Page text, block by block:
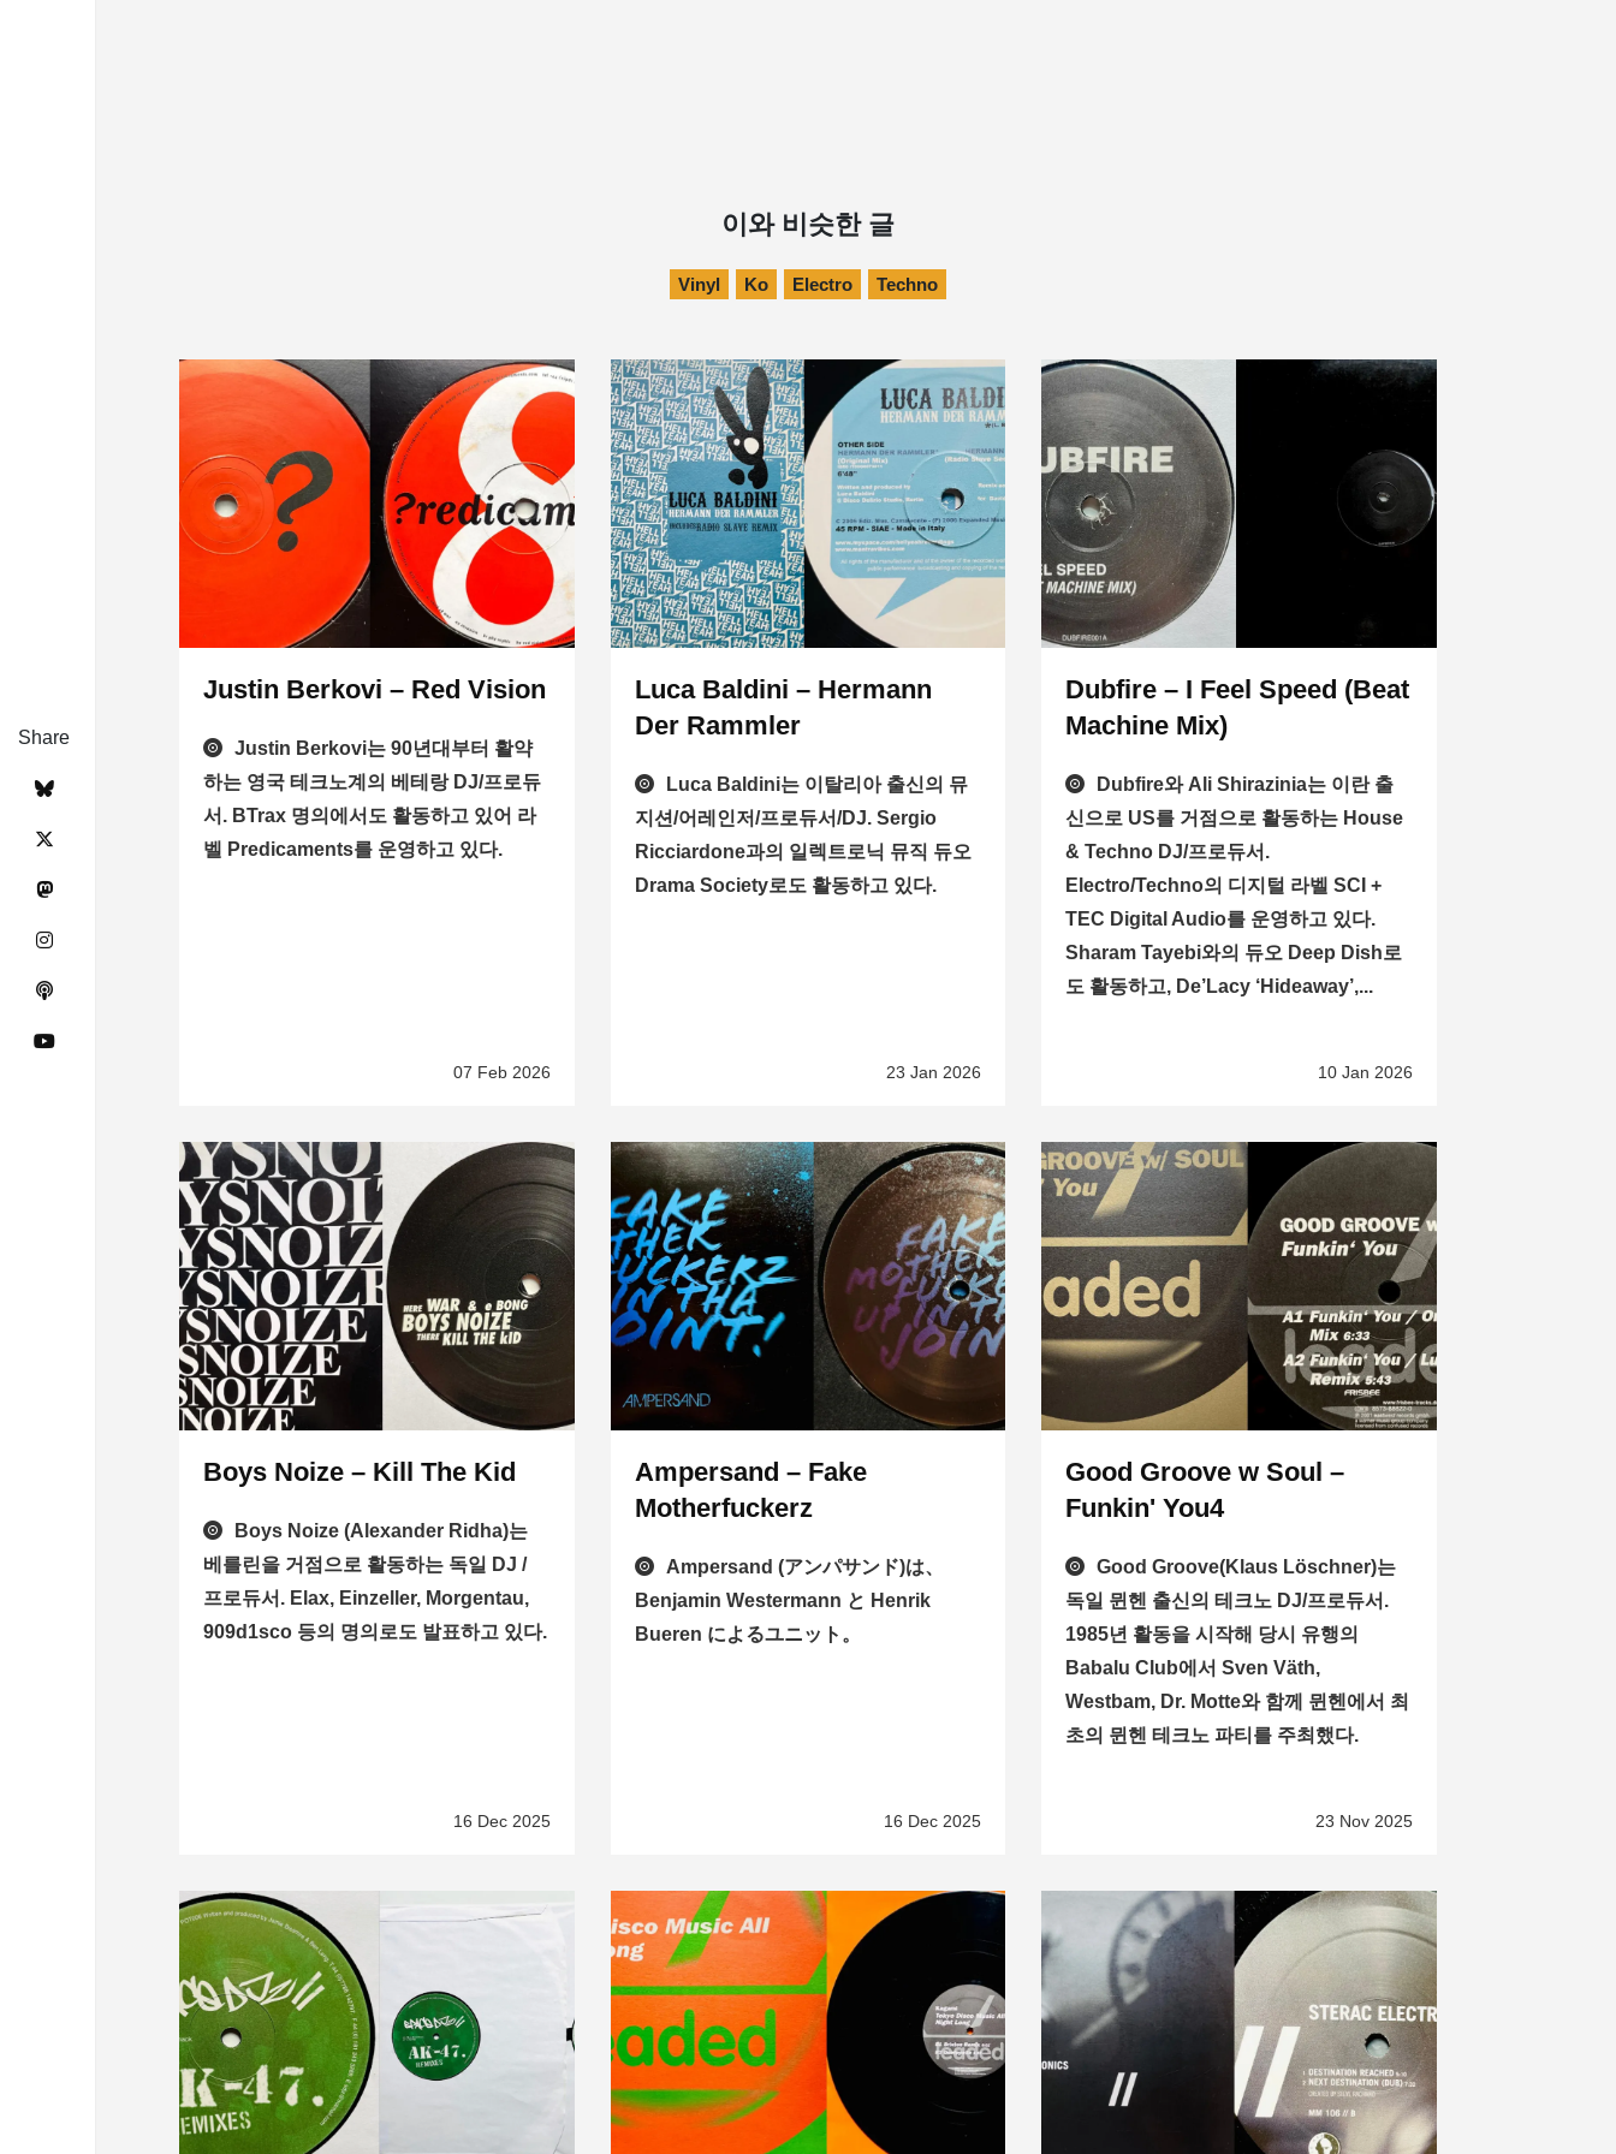
Share
이와 비슷한 글
Vinyl Ko Electro Techno
Justin Berkovi – Red Vision
Justin Berkovi는 90년대부터 활약
하는 영국 테크노계의 베테랑 DJ/프로듀
서. BTrax 명의에서도 활동하고 있어 라
벨 Predicaments를 운영하고 있다.
07 Feb 2026
Luca Baldini – Hermann
Der Rammler
Luca Baldini는 이탈리아 출신의 뮤
지션/어레인저/프로듀서/DJ. Sergio
Ricciardone과의 일렉트로닉 뮤직 듀오
Drama Society로도 활동하고 있다.
23 Jan 2026
Dubfire – I Feel Speed ​​(Beat
Machine Mix)
Dubfire와 Ali Shirazinia는 이란 출
신으로 US를 거점으로 활동하는 House
& Techno DJ/프로듀서.
Electro/Techno의 디지털 라벨 SCI +
TEC Digital Audio를 운영하고 있다.
Sharam Tayebi와의 듀오 Deep Dish로
도 활동하고, De’Lacy ‘Hideaway’,...
10 Jan 2026
Boys Noize – Kill The Kid
Boys Noize (Alexander Ridha)는
베를린을 거점으로 활동하는 독일 DJ /
프로듀서. Elax, Einzeller, Morgentau,
909d1sco 등의 명의로도 발표하고 있다.
16 Dec 2025
Ampersand – Fake
Motherfuckerz
Ampersand (アンパサンド)は、
Benjamin Westermann と Henrik
Bueren によるユニット。
16 Dec 2025
Good Groove w Soul –
Funkin' You4
Good Groove(Klaus Löschner)는
독일 뮌헨 출신의 테크노 DJ/프로듀서.
1985년 활동을 시작해 당시 유행의
Babalu Club에서 Sven Väth,
Westbam, Dr. Motte와 함께 뮌헨에서 최
초의 뮌헨 테크노 파티를 주최했다.
23 Nov 2025